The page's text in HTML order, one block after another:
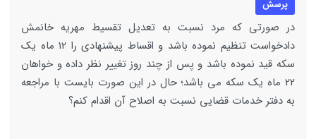
پرسش
در صورتی که مرد نسبت به تعدیل تقسیط مهریه خانمش
دادخواست تنظیم نموده باشد و اقساط پیشنهادی را 12 ماه یک
سکه قید نموده باشد و پس از چند روز تغییر نظر داده و خواهان
22 ماه یک سکه می باشد؛ حال در این صورت بایست با مراجعه
به دفتر خدمات قضایی نسبت به اصلاح آن اقدام کنم؟